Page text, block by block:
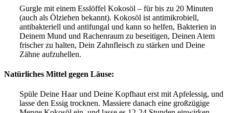
Gurgle mit einem Esslöffel Kokosöl – für bis zu 20 Minuten
(auch als Ölziehen bekannt). Kokosöl ist antimikrobiell,
antibakteriell und antifungal und kann so helfen, Bakterien in
Deinem Mund und Rachenraum zu beseitigen, Deinen Atem
frischer zu halten, Dein Zahnfleisch zu stärken und Deine
Zähne aufzuhellen.
Natürliches Mittel gegen Läuse:
Spüle Deine Haar und Deine Kopfhaut erst mit Apfelessig, und
lasse den Essig trocknen. Massiere danach eine großzügige